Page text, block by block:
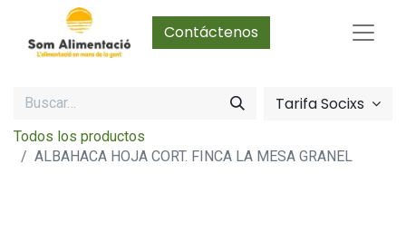
Contáctenos
Tarifa Socixs
Todos los productos
ALBAHACA HOJA CORT. FINCA LA MESA GRANEL